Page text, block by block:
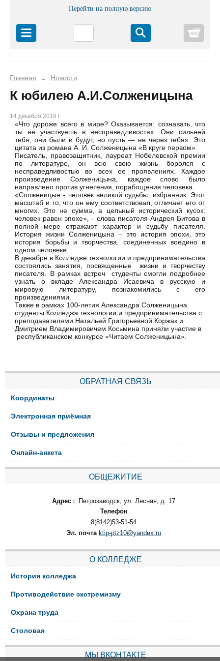
Перейти на полную версию
Главная → Новости
К юбилею А.И.Солженицына
14 декабря 2018 г.
«Что дороже всего в мире? Оказывается: сознавать, что
ты не участвуешь в несправедливостях. Они сильней
тебя, они были и будут, но пусть — не через тебя». Это
цитата из романа А. И. Солженицына «В круге первом».
Писатель, правозащитник, лауреат Нобелевской премии
по литературе, он всю свою жизнь боролся с
несправедливостью во всех ее проявлениях. Каждое
произведение Солженицына, каждое слово было
направлено против угнетения, порабощения человека.
«Солженицын - человек великой судьбы, избранник. Этот
масштаб и то, что он ему соответствовал, отличает его от
многих. Это не сумма, а цельный исторический кусок:
человек равен эпохе», - слова писателя Андрея Битова в
полной мере отражают характер и судьбу писателя.
История жизни Солженицына – это история эпохи, это
история борьбы и творчества, соединенных воедино в
одном человеке.
В декабре в Колледже технологии и предпринимательства
состоялись занятия, посвященные жизни и творчеству
писателя. В рамках встреч студенты смогли подробнее
узнать о вкладе Александра Исаевича в русскую и
мировую литературу, познакомились с его
произведениями.
Также в рамках 100-летия Александра Солженицына
студенты Колледжа технологии и предпринимательства с
преподавателями Натальей Григорьевной Коржак и
Дмитрием Владимировичем Косьмина приняли участие в
республиканском конкурсе «Читаем Солженицына».
ОБРАТНАЯ СВЯЗЬ
Координаты
Электронная приёмная
Отзывы и предложения
Онлайн-анкета
ОБЩЕЖИТИЕ
Адрес г. Петрозаводск, ул. Лесная, д. 17
Телефон
8(8142)53-51-54
Эл. почта ktip-ptz10@yandex.ru
О КОЛЛЕДЖЕ
История колледжа
Противодействие экстремизму
Охрана труда
Столовая
МЫ ВКОНТАКТЕ